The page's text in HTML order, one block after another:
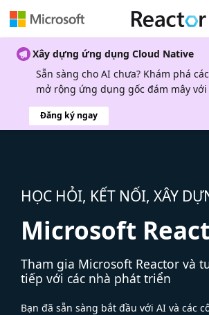
Xây dựng ứng dụng Cloud Native
Sẵn sàng cho AI chưa? Khám phá
mở rộng ứng dụng gốc đám mây với
Đăng ký ngay
HỌC HỎI, KẾT NỐI, XÂY
Microsoft
Tham gia Microsoft Reactor và
tiếp với các nhà phát triển
Bạn đã sẵn sàng bắt đầu với AI và các